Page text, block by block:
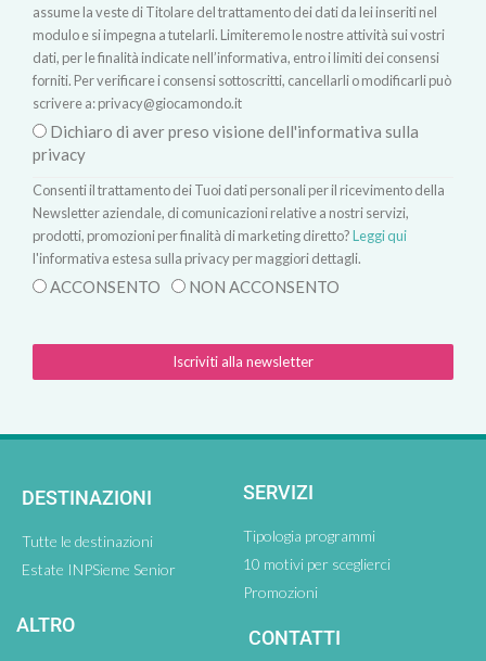
assume la veste di Titolare del trattamento dei dati da lei inseriti nel
modulo e si impegna a tutelarli. Limiteremo le nostre attività sui vostri
dati, per le finalità indicate nell’informativa, entro i limiti dei consensi
forniti. Per verificare i consensi sottoscritti, cancellarli o modificarli può
scrivere a:privacy@giocamondo.it
Dichiaro di aver preso visione dell'informativa sulla
privacy
Consenti il trattamento dei Tuoi dati personali per il ricevimento della
Newsletter aziendale, di comunicazioni relative a nostri servizi,
prodotti, promozioni per finalità di marketing diretto?Leggi qui
l'informativa estesa sulla privacy per maggiori dettagli.
ACCONSENTO NON ACCONSENTO
Iscriviti alla newsletter
DESTINAZIONI
Tutte le destinazioni
Estate INPSieme Senior
SERVIZI
Tipologia programmi
10 motivi per sceglierci
Promozioni
ALTRO
CONTATTI